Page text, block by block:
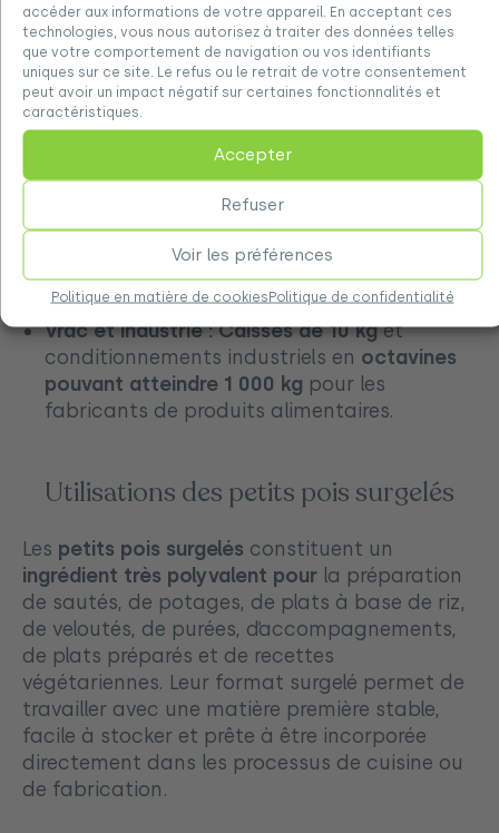
accéder aux informations de votre appareil. En acceptant ces
technologies, vous nous autorisez à traiter des données telles
que votre comportement de navigation ou vos identifiants
uniques sur ce site. Le refus ou le retrait de votre consentement
peut avoir un impact négatif sur certaines fonctionnalités et
caractéristiques.
Accepter
Refuser
Voir les préférences
Politique en matière de cookiesPolitique de confidentialité
Afin de répondre aux besoins du commerce de
détail, de l’industrie agroalimentaire et de la
restauration, nous proposons différents
formats de conditionnement pourles petits
Sacs de 400 g à 1 kgpour les marques de
distributeurs ou les marques propres.
Sacs de 2,5 kg conçuspour faciliter le
travail dans la restauration, le traiteur et les
cuisines professionnelles.
Vrac et industrie : Caisses de 10 kget
conditionnements industriels en octavines
pouvant atteindre 1 000 kg pour les
fabricants de produits alimentaires.
Utilisations des petits pois surgelés
Les petits pois surgelés constituent un
ingrédient très polyvalent pour la préparation
de sautés, de potages, de plats à base de riz,
de veloutés, de purées, d’accompagnements,
de plats préparés et de recettes
végétariennes. Leur format surgelé permet de
travailler avec une matière première stable,
facile à stocker et prête à être incorporée
directement dans les processus de cuisine ou
de fabrication.